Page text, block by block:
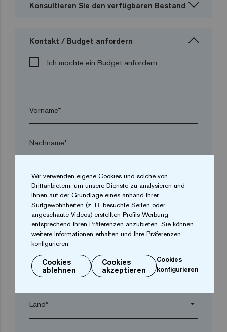
Konsultieren Sie den verfügbaren Bestand
Kontakt / Budget anfordern
Ich möchte ein Budget anfordern
Vorname*
Nachname*
Firma*
Ort*
Postleitzahl*
arrow_drop_down
Wir verwenden eigene Cookies und solche von
Drittanbietern, um unsere Dienste zu analysieren und
Ihnen auf der Grundlage eines anhand Ihrer
Surfgewohnheiten (z. B. besuchte Seiten oder
angeschaute Videos) erstellten Profils Werbung
entsprechend Ihren Präferenzen anzubieten. Sie können
weitere Informationen erhalten und Ihre Präferenzen
konfigurieren.
Cookies
ablehnen
Cookies
akzeptieren
Cookies
konfigurieren